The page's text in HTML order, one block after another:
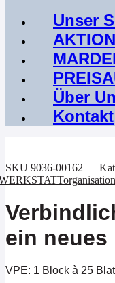
Unser
Über
Kontakt
SKU 9036-00162
ein neues
VPE: 1 Block à 25